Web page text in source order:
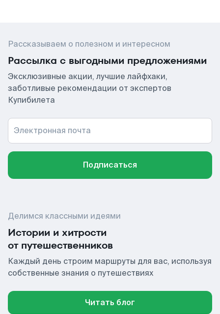
Рассказываем о полезном и интересном
Рассылка с выгодными предложениями
Эксклюзивные акции, лучшие лайфхаки,
заботливые рекомендации от экспертов
Купибилета
Электронная почта
Подписаться
Делимся классными идеями
Истории и хитрости
от путешественников
Каждый день строим маршруты для вас, используя
собственные знания о путешествиях
Читать блог